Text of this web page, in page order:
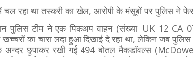
रहा था तस्करी का खेल, आरोपी के मंसूबों पर पुलिस ने
पुलिस टीम ने एक पिकअप वाहन (संख्या: UK 12 CA
खच्चरों का चारा लदा हुआ दिखाई दे रहा था, लेकिन जब पुलिस
अन्दर छुपाकर रखी गई 494 बोतल मैकडॉवल्स